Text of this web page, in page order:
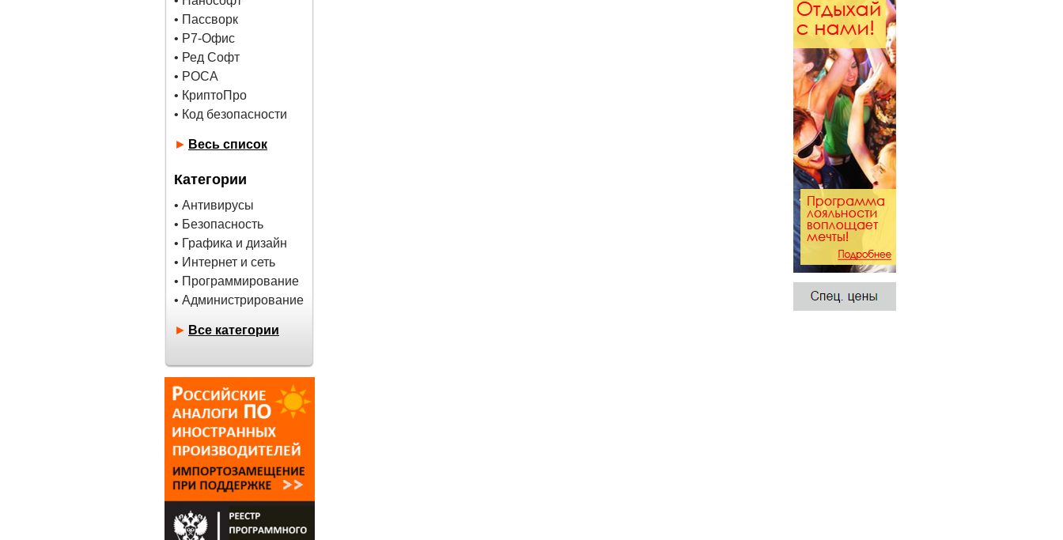
• Пассворк
• Р7-Офис
• Ред Софт
• РОСА
• КриптоПро
• Код безопасности
► Весь список
Категории
• Антивирусы
• Безопасность
• Графика и дизайн
• Интернет и сеть
• Программирование
• Администрирование
► Все категории